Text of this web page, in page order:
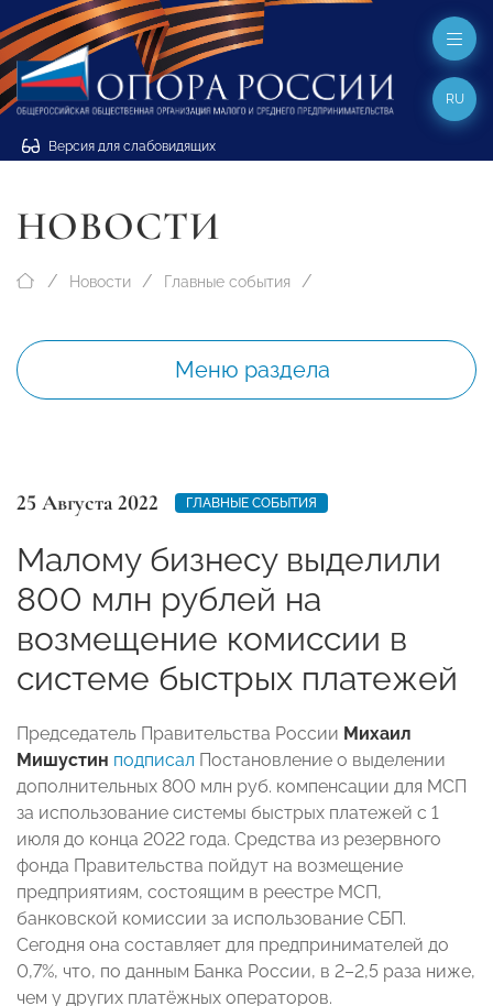
Версия для слабовидящих
RU
НОВОСТИ
Новости Главные события
Меню раздела
25 Августа 2022 ГЛАВНЫЕ СОБЫТИЯ
Малому бизнесу выделили
800 млн рублей на
возмещение комиссии в
системе быстрых платежей
Председатель Правительства России Михаил
Мишустин подписал Постановление о выделении
дополнительных 800 млн руб. компенсации для МСП
за использование системы быстрых платежей с 1
июля до конца 2022 года. Средства из резервного
фонда Правительства пойдут на возмещение
предприятиям, состоящим в реестре МСП,
банковской комиссии за использование СБП.
Сегодня она составляет для предпринимателей до
0,7%, что, по данным Банка России, в 2–2,5 раза ниже,
чем у других платёжных операторов.